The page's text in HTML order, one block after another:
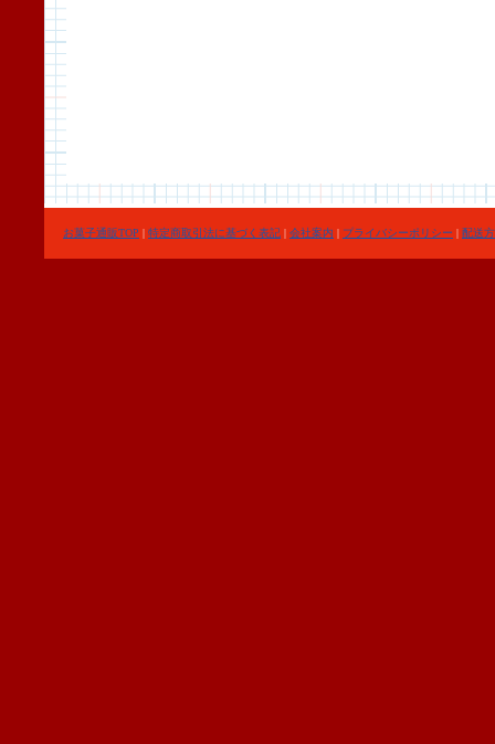
お菓子通販TOP | 特定商取引法に基づく表記 | 会社案内 | プライバシーポリシー | 配送